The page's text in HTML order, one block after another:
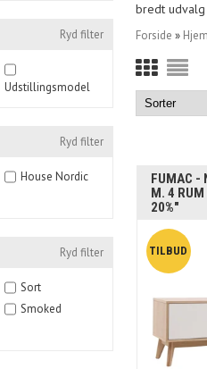
Ryd filter
Udstillingsmodel
Ryd filter
House Nordic
Ryd filter
Sort
Smoked
bredt
Forside »
FUMAC -
M. 4
20%"